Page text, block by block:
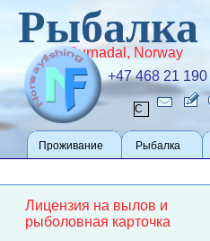
Рыбалка
Surnadal, Norway
+47 468 21 190
Проживание Рыбалка
Лицензия на вылов и
рыболовная карточка